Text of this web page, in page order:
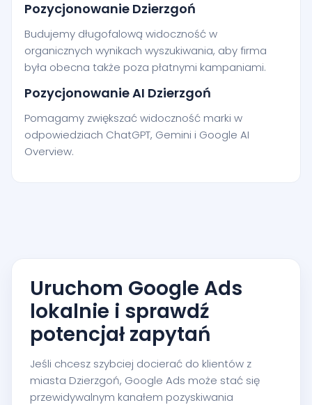
Pozycjonowanie Dzierzgoń
Budujemy długofalową widoczność w
organicznych wynikach wyszukiwania, aby firma
była obecna także poza płatnymi kampaniami.
Pozycjonowanie AI Dzierzgoń
Pomagamy zwiększać widoczność marki w
odpowiedziach ChatGPT, Gemini i Google AI
Overview.
Uruchom Google Ads
lokalnie i sprawdź
potencjał zapytań
Jeśli chcesz szybciej docierać do klientów z
miasta Dzierzgoń, Google Ads może stać się
przewidywalnym kanałem pozyskiwania